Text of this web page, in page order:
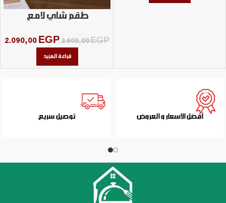
طقم شاي لامع
2.600,00EGP
2.090,00 EGP
قراءة المزيد
أفضل الاسعار و العروض توصيل سريع